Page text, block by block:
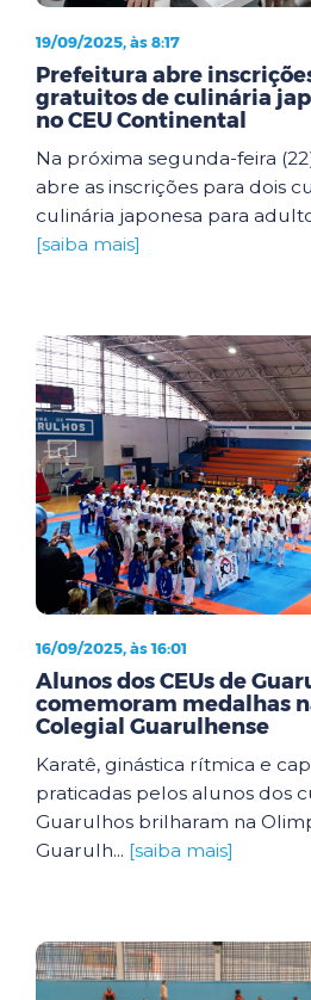
19/09/2025, às 8:17
Prefeitura abre
gratuitos de culinária
no CEU Continental
Na próxima segunda-feira
abre as inscrições para dois
culinária japonesa para
[saiba mais]
16/09/2025, às 16:01
Alunos dos CEUs de
comemoram medalhas
Colegial Guarulhense
Karatê, ginástica rítmica e
praticadas pelos alunos dos
Guarulhos brilharam na
Guarulh... [saiba mais]